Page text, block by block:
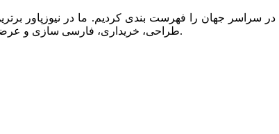
جهان را فهرست بندی کردیم. ما در نیوزپاور
طراحی، خریداری، فارسی سازی و عرضه می کنیم. با نیوزپاور همیشه وب سایت خود را بروز و پویا نگه دارید.